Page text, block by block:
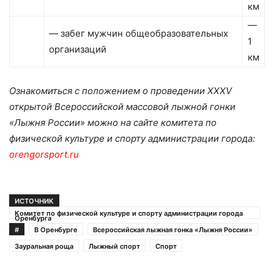
км
— забег мужчин общеобразовательных
организаций
—
1
км
Ознакомиться с положением о проведении XXXV
открытой Всероссийской массовой лыжной гонки
«Лыжня России» можно на сайте комитета по
физической культуре и спорту администрации города:
orengorsport.ru
ИСТОЧНИК
Комитет по физической культуре и спорту администрации города
Оренбурга
#
В Оренбурге
Всероссийская лыжная гонка «Лыжня России»
Зауральная роща
Лыжный спорт Спорт